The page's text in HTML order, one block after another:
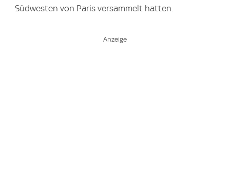
Südwesten von Paris versammelt hatten.